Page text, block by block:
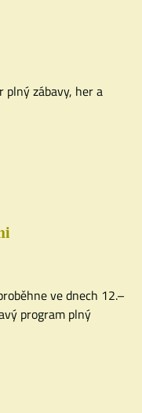
plný zábavy, her a
ve dnech 12.–
program plný